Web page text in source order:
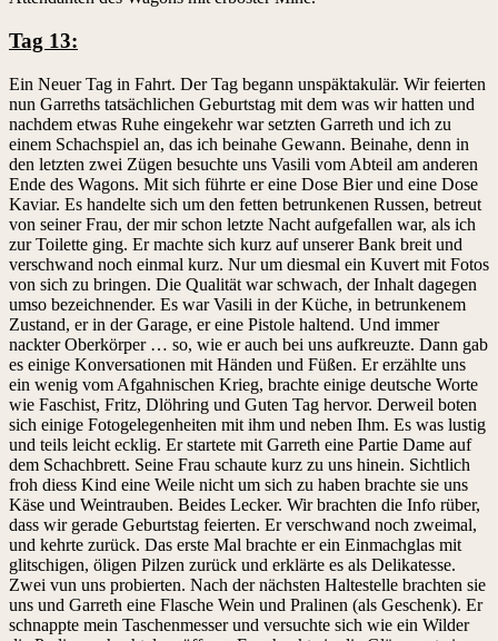
Tag 13:
Ein Neuer Tag in Fahrt. Der Tag begann unspäktakulär. Wir feierten
nun Garreths tatsächlichen Geburtstag mit dem was wir hatten und
nachdem etwas Ruhe eingekehr war setzten Garreth und ich zu
einem Schachspiel an, das ich beinahe Gewann. Beinahe, denn in
den letzten zwei Zügen besuchte uns Vasili vom Abteil am anderen
Ende des Wagons. Mit sich führte er eine Dose Bier und eine Dose
Kaviar. Es handelte sich um den fetten betrunkenen Russen, betreut
von seiner Frau, der mir schon letzte Nacht aufgefallen war, als ich
zur Toilette ging. Er machte sich kurz auf unserer Bank breit und
verschwand noch einmal kurz. Nur um diesmal ein Kuvert mit Fotos
von sich zu bringen. Die Qualität war schwach, der Inhalt dagegen
umso bezeichnender. Es war Vasili in der Küche, in betrunkenem
Zustand, er in der Garage, er eine Pistole haltend. Und immer
nackter Oberkörper … so, wie er auch bei uns aufkreuzte. Dann gab
es einige Konversationen mit Händen und Füßen. Er erzählte uns
ein wenig vom Afgahnischen Krieg, brachte einige deutsche Worte
wie Faschist, Fritz, Dlöhring und Guten Tag hervor. Derweil boten
sich einige Fotogelegenheiten mit ihm und neben Ihm. Es was lustig
und teils leicht ecklig. Er startete mit Garreth eine Partie Dame auf
dem Schachbrett. Seine Frau schaute kurz zu uns hinein. Sichtlich
froh diess Kind eine Weile nicht um sich zu haben brachte sie uns
Käse und Weintrauben. Beides Lecker. Wir brachten die Info rüber,
dass wir gerade Geburtstag feierten. Er verschwand noch zweimal,
und kehrte zurück. Das erste Mal brachte er ein Einmachglas mit
glitschigen, öligen Pilzen zurück und erklärte es als Delikatesse.
Zwei vun uns probierten. Nach der nächsten Haltestelle brachten sie
uns und Garreth eine Flasche Wein und Pralinen (als Geschenk). Er
schnappte mein Taschenmesser und versuchte sich wie ein Wilder